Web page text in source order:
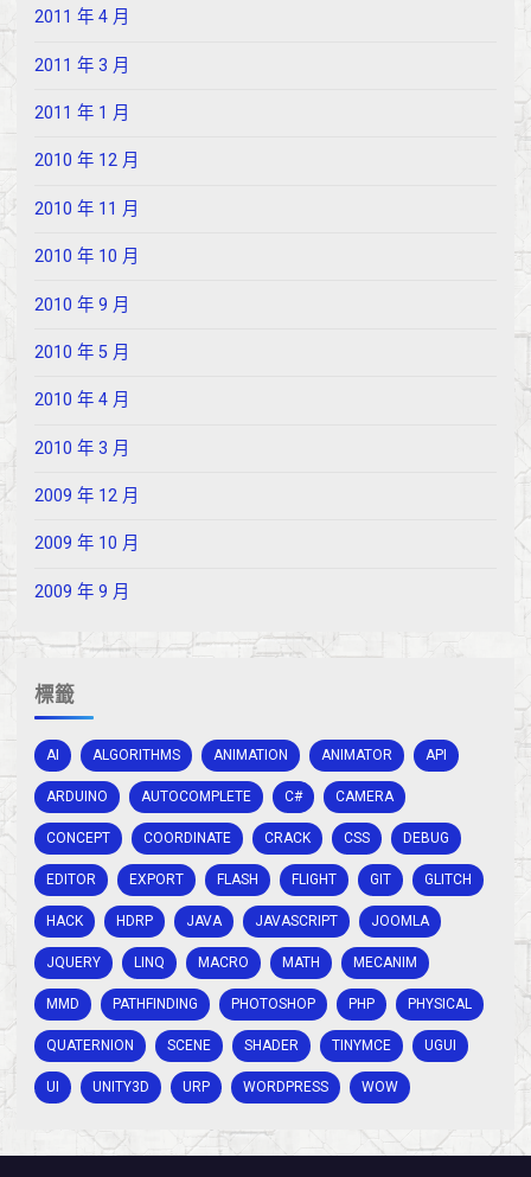
2011 年 4 月
2011 年 3 月
2011 年 1 月
2010 年 12 月
2010 年 11 月
2010 年 10 月
2010 年 9 月
2010 年 5 月
2010 年 4 月
2010 年 3 月
2009 年 12 月
2009 年 10 月
2009 年 9 月
標籤
AI ALGORITHMS ANIMATION ANIMATOR API
ARDUINO AUTOCOMPLETE C# CAMERA
CONCEPT COORDINATE CRACK CSS DEBUG
EDITOR EXPORT FLASH FLIGHT GIT GLITCH
HACK HDRP JAVA JAVASCRIPT JOOMLA
JQUERY LINQ MACRO MATH MECANIM
MMD PATHFINDING PHOTOSHOP PHP PHYSICAL
QUATERNION SCENE SHADER TINYMCE UGUI
UI UNITY3D URP WORDPRESS WOW